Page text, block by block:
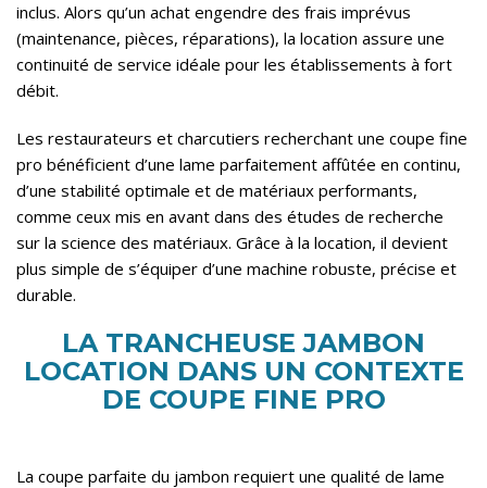
inclus. Alors qu’un achat engendre des frais imprévus
(maintenance, pièces, réparations), la location assure une
continuité de service idéale pour les établissements à fort
débit.
Les restaurateurs et charcutiers recherchant une coupe fine
pro bénéficient d’une lame parfaitement affûtée en continu,
d’une stabilité optimale et de matériaux performants,
comme ceux mis en avant dans des études de recherche
sur la science des matériaux. Grâce à la location, il devient
plus simple de s’équiper d’une machine robuste, précise et
durable.
LA TRANCHEUSE JAMBON
LOCATION DANS UN CONTEXTE
DE COUPE FINE PRO
La coupe parfaite du jambon requiert une qualité de lame